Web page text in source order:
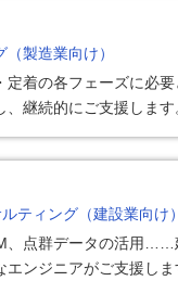
製造業向け）
定着の各フェーズに必
継続的にご支援します
ティング（建設業向け）
、点群データの活用……
ンジニアがご支援しま